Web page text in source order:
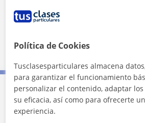
Localidades a las que se desplaza
Almería (Ciudad)
Contacta con Fran
Política de Cookies
Tusclasesparticulares almacena
para garantizar el funcionamiento
personalizar el contenido, adaptar
su eficacia, así como para ofrecerte
experiencia.